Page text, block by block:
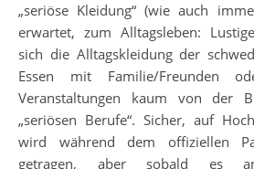
„seriöse Kleidung“ (wie auch
erwartet, zum Alltagsleben:
sich die Alltagskleidung der
Essen mit Familie/Freunden
Veranstaltungen kaum von der
„seriösen Berufe“. Sicher, auf
wird während dem offiziellen
getragen, aber sobald es